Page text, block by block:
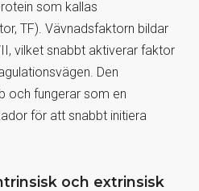
som kallas
TF). Vävnadsfaktorn bildar
vilket snabbt aktiverar faktor
Den
och fungerar som en
för att snabbt initiera
och extrinsisk